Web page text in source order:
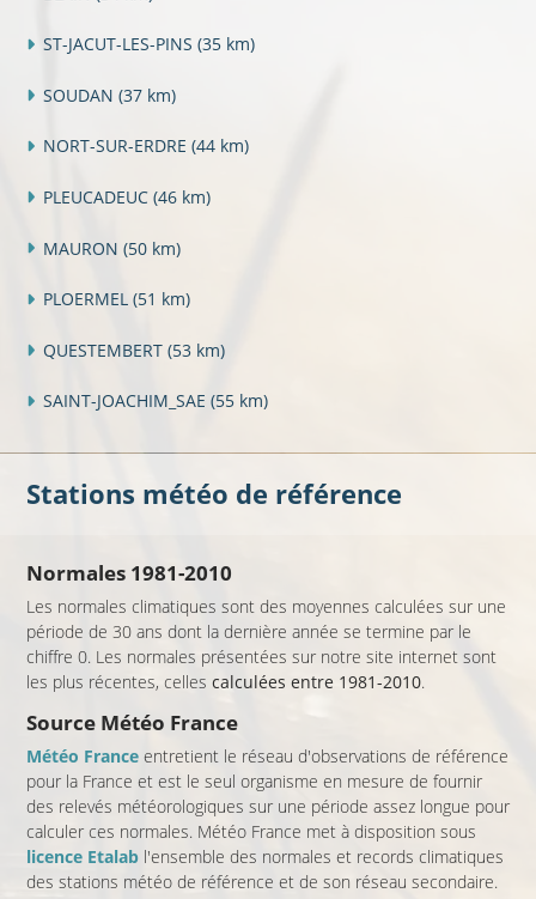
ST-JACUT-LES-PINS (35 km)
SOUDAN (37 km)
NORT-SUR-ERDRE (44 km)
PLEUCADEUC (46 km)
MAURON (50 km)
PLOERMEL (51 km)
QUESTEMBERT (53 km)
SAINT-JOACHIM_SAE (55 km)
Stations météo de référence
Normales 1981-2010
Les normales climatiques sont des moyennes calculées sur une
période de 30 ans dont la dernière année se termine par le
chiffre 0. Les normales présentées sur notre site internet sont
les plus récentes, celles calculées entre 1981-2010.
Source Météo France
Météo Franceentretient le réseau d'observations de référence
pour la France et est le seul organisme en mesure de fournir
des relevés météorologiques sur une période assez longue pour
calculer ces normales. Météo France met à disposition sous
licence Etalabl'ensemble des normales et records climatiques
des stations météo de référence et de son réseau secondaire.